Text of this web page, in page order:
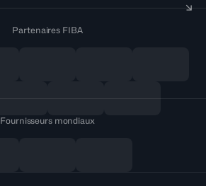
Partenaires FIBA
Fournisseurs mondiaux